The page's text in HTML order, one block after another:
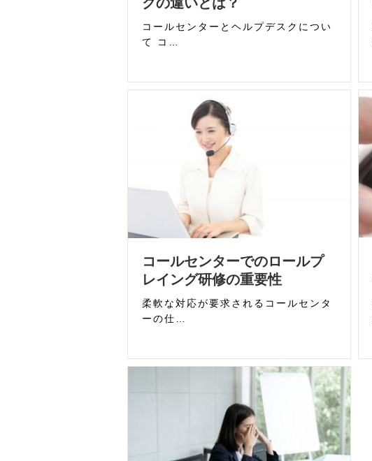
コールセンターとヘルプデスクについ
て コ…
コールセンターでのロールプ
レイング研修の重要性
柔軟な対応が要求されるコールセンタ
ーの仕…